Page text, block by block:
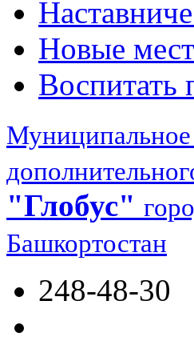
Новые
Воспитать
Муниципальное
"Глобус"
Башкортостан
248-48-30